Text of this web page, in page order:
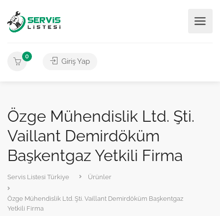
0
Giriş Yap
Özge Mühendislik Ltd. Şti.
Vaillant Demirdöküm
Başkentgaz Yetkili Firma
Servis Listesi Türkiye Ürünler
Özge Mühendislik Ltd. Şti. Vaillant Demirdöküm Başkentgaz
Yetkili Firma